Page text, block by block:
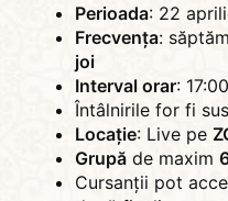
Perioada: 22
Frecvența:
joi
Interval orar:
Întâlnirile for fi
Locație: Live pe
Grupă de maxim
Cursanții pot